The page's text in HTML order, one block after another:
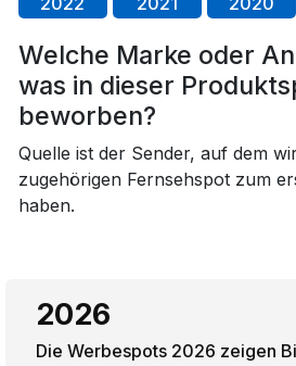
Welche Marke oder
was in dieser
beworben?
Quelle ist der Sender, auf dem
zugehörigen Fernsehspot zum
haben.
2026
Die Werbespots 2026 zeigen